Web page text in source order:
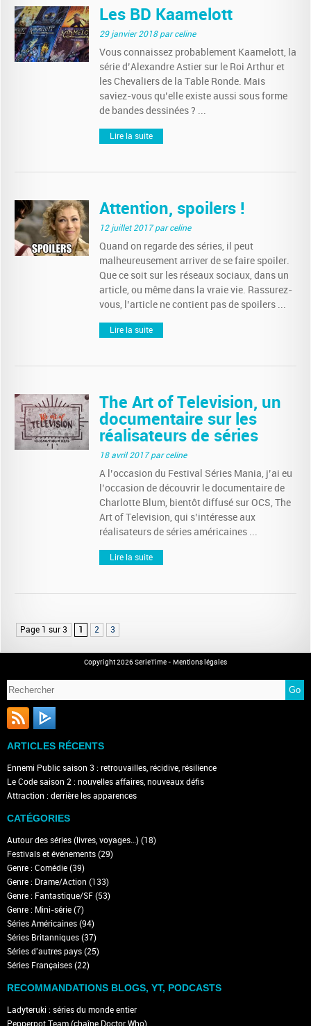
Les BD Kaamelott
29 janvier 2018par celine
Vous connaissez probablement Kaamelott, la
série d’Alexandre Astier sur le Roi Arthur et
les Chevaliers de la Table Ronde. Mais
saviez-vous qu’elle existe aussi sous forme
de bandes dessinées ? ...
Lire la suite
Attention, spoilers !
12 juillet 2017par celine
Quand on regarde des séries, il peut
malheureusement arriver de se faire spoiler.
Que ce soit sur les réseaux sociaux, dans un
article, ou même dans la vraie vie. Rassurez-
vous, l’article ne contient pas de spoilers ...
Lire la suite
The Art of Television, un
documentaire sur les
réalisateurs de séries
18 avril 2017par celine
A l’occasion du Festival Séries Mania, j’ai eu
l’occasion de découvrir le documentaire de
Charlotte Blum, bientôt diffusé sur OCS, The
Art of Television, qui s’intéresse aux
réalisateurs de séries américaines ...
Lire la suite
Page 1 sur 3 1 2 3
Copyright 2026 SerieTime - Mentions légales
ARTICLES RÉCENTS
Ennemi Public saison 3 : retrouvailles, récidive, résilience
Le Code saison 2 : nouvelles affaires, nouveaux défis
Attraction : derrière les apparences
CATÉGORIES
Autour des séries (livres, voyages…) (18)
Festivals et événements (29)
Genre : Comédie (39)
Genre : Drame/Action (133)
Genre : Fantastique/SF (53)
Genre : Mini-série (7)
Séries Américaines (94)
Séries Britanniques (37)
Séries d'autres pays (25)
Séries Françaises (22)
RECOMMANDATIONS BLOGS, YT, PODCASTS
Ladyteruki : séries du monde entier
Pepperpot Team (chaîne Doctor Who)